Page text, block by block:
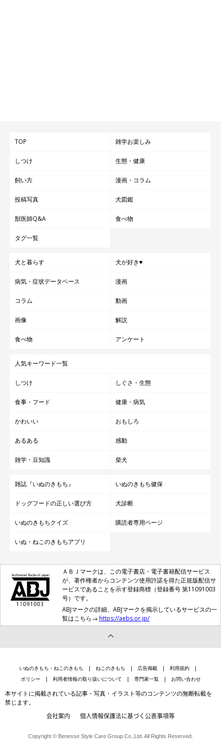
TOP 雑学お楽しみ
しつけ 生態・健康
飼い方 漫画・コラム
投稿写真 犬図鑑
獣医師Q&A 食べ物
タグ一覧
犬と暮らす 犬が好き♥
病気・症状データベース 漫画
コラム 動画
画像 解説
食べ物 アンケート
人気キーワード一覧
しつけ しぐさ・生態
食事・フード 健康・病気
かわいい おもしろ
あるある 感動
雑学・豆知識 柴犬
雑誌『いぬのきもち』 いぬのきもち健保
ドッグフードの正しい選び方 犬診断
いぬのきもちクイズ 購読者専用ページ
いぬ・ねこのきもちアプリ
ＡＢＪマークは、この電子書店・電子書籍配信サービス
が、著作権者からコンテンツ使用許諾を得た正規版配信サ
ービスであることを示す登録商標（登録番号 第11091003
号）です。
ABJマークの詳細、ABJマークを掲示しているサービスの一
覧はこちら→ https://aebs.or.jp/
いぬのきもち・ねこのきもち ねこのきもち 広告掲載
利用規約
ポリシー
利用者情報の取り扱いについて 専門家一覧 お問い合わせ
本サイトに掲載されている記事・写真・イラスト等のコンテンツの無断転載を
禁じます。
会社案内 個人情報保護法に基づく公表事項等
Copyright © Benesse Style Care Group Co.,Ltd. All Rights Reserved.